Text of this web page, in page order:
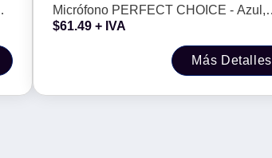
Micrófono PERFECT CHOICE - Azul,
Alámbrico, 3.5 mm, 1.2 m
$61.49 + IVA
Más Detalles